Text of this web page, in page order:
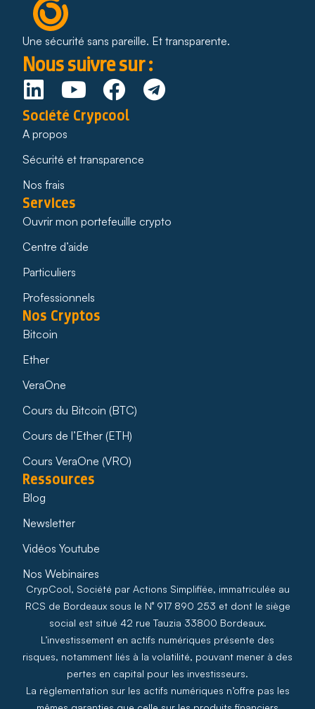
Une sécurité sans pareille. Et transparente.
Nous suivre sur :
Société Crypcool
A propos
Sécurité et transparence
Nos frais
Services
Ouvrir mon portefeuille crypto
Centre d’aide
Particuliers
Professionnels
Nos Cryptos
Bitcoin
Ether
VeraOne
Cours du Bitcoin (BTC)
Cours de l’Ether (ETH)
Cours VeraOne (VRO)
Ressources
Blog
Newsletter
Vidéos Youtube
Nos Webinaires
CrypCool, Société par Actions Simplifiée, immatriculée au
RCS de Bordeaux sous le N° 917 890 253 et dont le siège
social est situé 42 rue Tauzia 33800 Bordeaux.
L’investissement en actifs numériques présente des
risques, notamment liés à la volatilité, pouvant mener à des
pertes en capital pour les investisseurs.
La règlementation sur les actifs numériques n’offre pas les